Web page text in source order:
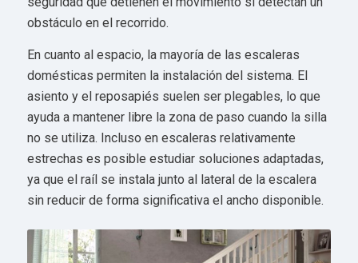
obstáculo en el recorrido.
En cuanto al espacio, la mayoría de las escaleras
domésticas permiten la instalación del sistema. El
asiento y el reposapiés suelen ser plegables, lo que
ayuda a mantener libre la zona de paso cuando la silla
no se utiliza. Incluso en escaleras relativamente
estrechas es posible estudiar soluciones adaptadas,
ya que el raíl se instala junto al lateral de la escalera
sin reducir de forma significativa el ancho disponible.